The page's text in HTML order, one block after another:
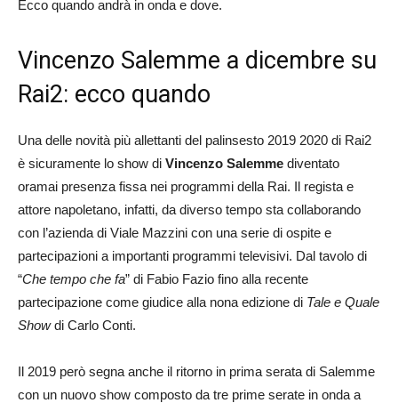
Ecco quando andrà in onda e dove.
Vincenzo Salemme a dicembre su
Rai2: ecco quando
Una delle novità più allettanti del palinsesto 2019 2020 di Rai2
è sicuramente lo show di Vincenzo Salemme diventato
oramai presenza fissa nei programmi della Rai. Il regista e
attore napoletano, infatti, da diverso tempo sta collaborando
con l’azienda di Viale Mazzini con una serie di ospite e
partecipazioni a importanti programmi televisivi. Dal tavolo di
“Che tempo che fa” di Fabio Fazio fino alla recente
partecipazione come giudice alla nona edizione di Tale e Quale
Showdi Carlo Conti.
Il 2019 però segna anche il ritorno in prima serata di Salemme
con un nuovo show composto da tre prime serate in onda a